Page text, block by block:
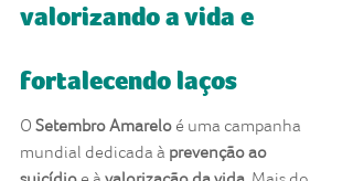
valorizando a vida e
fortalecendo laços
O Setembro Amarelo é uma campanha
mundial dedicada à prevenção ao